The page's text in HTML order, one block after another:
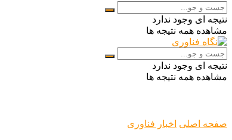
نتیجه ای وجود ندارد
مشاهده همه نتیجه ها
نتیجه ای وجود ندارد
مشاهده همه نتیجه ها
صفحه اصلی اخبار فناوری